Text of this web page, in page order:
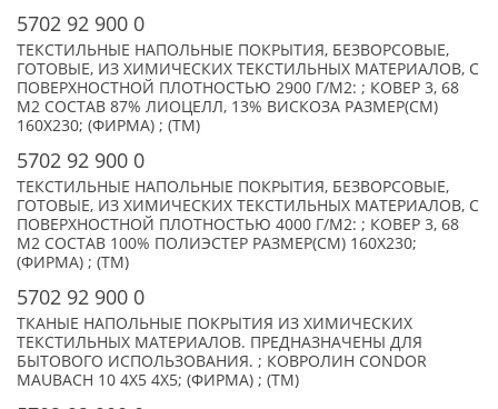
5702 92 900 0
ТЕКСТИЛЬНЫЕ НАПОЛЬНЫЕ ПОКРЫТИЯ, БЕЗВОРСОВЫЕ,
ГОТОВЫЕ, ИЗ ХИМИЧЕСКИХ ТЕКСТИЛЬНЫХ МАТЕРИАЛОВ, С
ПОВЕРХНОСТНОЙ ПЛОТНОСТЬЮ 2900 Г/М2: ; КОВЕР 3, 68
М2 СОСТАВ 87% ЛИОЦЕЛЛ, 13% ВИСКОЗА РАЗМЕР(СМ)
160X230; (ФИРМА) ; (TM)
5702 92 900 0
ТЕКСТИЛЬНЫЕ НАПОЛЬНЫЕ ПОКРЫТИЯ, БЕЗВОРСОВЫЕ,
ГОТОВЫЕ, ИЗ ХИМИЧЕСКИХ ТЕКСТИЛЬНЫХ МАТЕРИАЛОВ, С
ПОВЕРХНОСТНОЙ ПЛОТНОСТЬЮ 4000 Г/М2: ; КОВЕР 3, 68
М2 СОСТАВ 100% ПОЛИЭСТЕР РАЗМЕР(СМ) 160X230;
(ФИРМА) ; (TM)
5702 92 900 0
ТКАНЫЕ НАПОЛЬНЫЕ ПОКРЫТИЯ ИЗ ХИМИЧЕСКИХ
ТЕКСТИЛЬНЫХ МАТЕРИАЛОВ. ПРЕДНАЗНАЧЕНЫ ДЛЯ
БЫТОВОГО ИСПОЛЬЗОВАНИЯ. ; КОВРОЛИН CONDOR
MAUBACH 10 4Х5 4Х5; (ФИРМА) ; (TM)